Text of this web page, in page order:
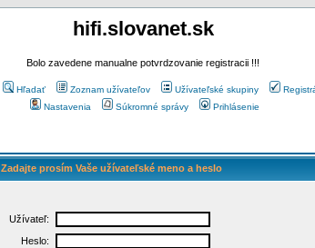
hifi.slovanet.sk
Bolo zavedene manualne potvrdzovanie registracii !!!
Hľadať Zoznam užívateľov Užívateľské skupiny
Nastavenia
Súkromné správy Prihlásenie
Zadajte prosím Vaše užívateľské meno a heslo
Užívateľ:
Heslo: